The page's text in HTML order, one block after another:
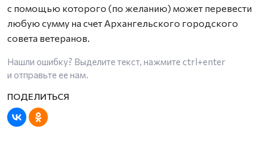
с помощью которого (по желанию) может перевести
любую сумму на счет Архангельского городского
совета ветеранов.
Нашли ошибку? Выделите текст, нажмите ctrl+enter
и отправьте ее нам.